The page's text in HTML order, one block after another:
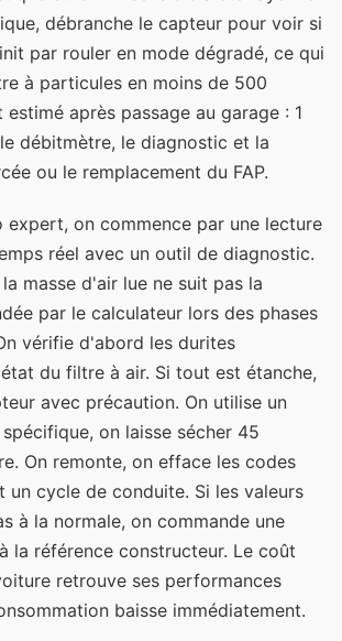
débranche le capteur pour voir si
par rouler en mode dégradé, ce qui
à particules en moins de 500
après passage au garage : 1
débitmètre, le diagnostic et la
ou le remplacement du FAP.
expert, on commence par une lecture
réel avec un outil de diagnostic.
masse d'air lue ne suit pas la
par le calculateur lors des phases
vérifie d'abord les durites
du filtre à air. Si tout est étanche,
avec précaution. On utilise un
on laisse sécher 45
On remonte, on efface les codes
un cycle de conduite. Si les valeurs
à la normale, on commande une
la référence constructeur. Le coût
retrouve ses performances
baisse immédiatement.